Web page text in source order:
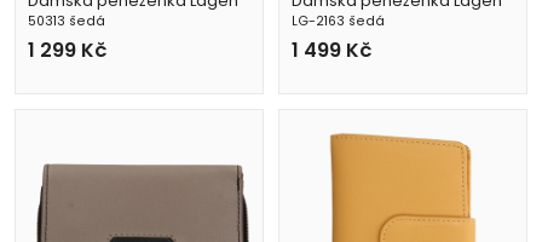
50313 šedá
1 299 Kč
LG-2163 šedá
1 499 Kč